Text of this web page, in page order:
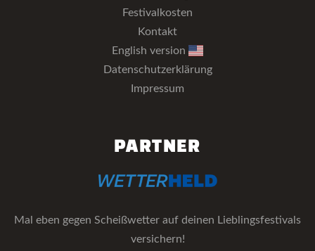
Festivalkosten
Kontakt
English version
Datenschutzerklärung
Impressum
PARTNER
Mal eben gegen Scheißwetter auf deinen Lieblingsfestivals
versichern!